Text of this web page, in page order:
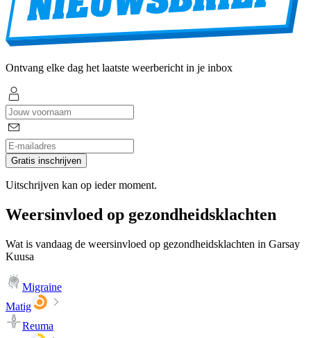
Ontvang elke dag het laatste weerbericht in je inbox
Gratis inschrijven
Uitschrijven kan op ieder moment.
Weersinvloed op gezondheidsklachten
Wat is vandaag de weersinvloed op gezondheidsklachten in Garsay
Kuusa
Migraine
Matig
Reuma